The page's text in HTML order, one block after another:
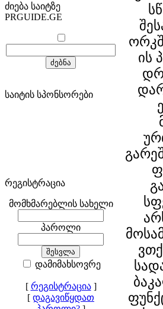
ძიება საიტზე
PRGUIDE.GE
საიტის სპონსორები
რეგისტრაცია
მომხმარებლის სახელი
პაროლი
დამიმახსოვრე
[ რეგისტრაცია]
[ დაგავიწყდათ
ის